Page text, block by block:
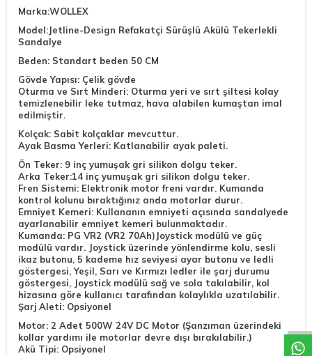
Marka:WOLLEX
Model:Jetline-Design Refakatçi Sürüşlü Akülü Tekerlekli
Sandalye
Beden: Standart beden 50 CM
Gövde Yapısı: Çelik gövde
Oturma ve Sırt Minderi: Oturma yeri ve sırt şiltesi kolay
temizlenebilir leke tutmaz, hava alabilen kumaştan imal
edilmiştir.
Kolçak: Sabit kolçaklar mevcuttur.
Ayak Basma Yerleri: Katlanabilir ayak paleti.
Ön Teker: 9 inç yumuşak gri silikon dolgu teker.
Arka Teker:14 inç yumuşak gri silikon dolgu teker.
Fren Sistemi: Elektronik motor freni vardır. Kumanda
kontrol kolunu bıraktığınız anda motorlar durur.
Emniyet Kemeri: Kullananın emniyeti açısında sandalyede
ayarlanabilir emniyet kemeri bulunmaktadır.
Kumanda: PG VR2 (VR2 70Ah)Joystick modülü ve güç
modülü vardır. Joystick üzerinde yönlendirme kolu, sesli
ikaz butonu, 5 kademe hız seviyesi ayar butonu ve ledli
göstergesi, Yeşil, Sarı ve Kırmızı ledler ile şarj durumu
göstergesi, Joystick modülü sağ ve sola takılabilir, kol
hizasına göre kullanıcı tarafından kolaylıkla uzatılabilir.
Şarj Aleti: Opsiyonel
Motor: 2 Adet 500W 24V DC Motor (Şanzıman üzerindeki
kollar yardımı ile motorlar devre dışı bırakılabilir.)
Akü Tipi: Opsiyonel